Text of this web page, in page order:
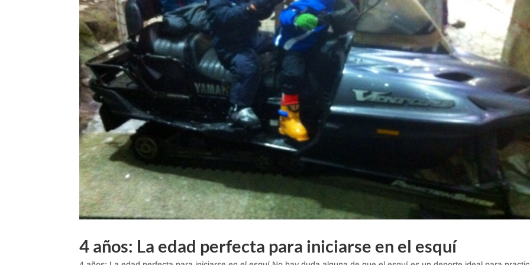
4 años: La edad perfecta para iniciarse en el esquí